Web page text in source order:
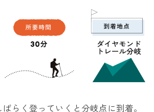
らく登っていくと分岐点に到着。